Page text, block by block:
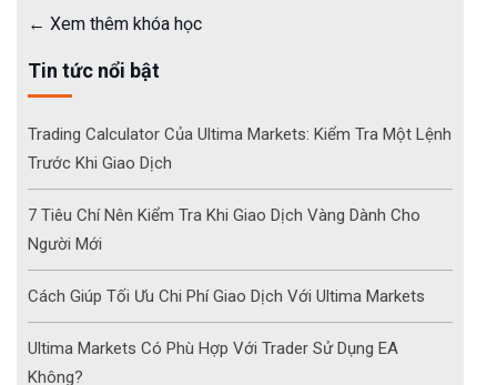
Xem thêm khóa học
Tin tức nổi bật
Trading Calculator Của Ultima Markets: Kiểm Tra Một Lệnh
Trước Khi Giao Dịch
7 Tiêu Chí Nên Kiểm Tra Khi Giao Dịch Vàng Dành Cho
Người Mới
Cách Giúp Tối Ưu Chi Phí Giao Dịch Với Ultima Markets
Ultima Markets Có Phù Hợp Với Trader Sử Dụng EA
Không?